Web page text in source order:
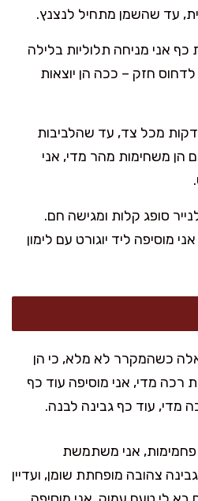
עד שהשמן מתחיל לנצנץ.
כף אני מניחה תלוליות בלילה
חזק – ככה הן יוצאות
: מטגנת 2–3 דקות מכל צד, עד שהלביבות
הן משחימות מהר מדי, אני
סופג קלות ומגישה חם.
מוסיפה ליד יוגורט עם לימון
כשהמקרר לא מלא, כי הן
רכה מדי, אני מוסיפה עוד כף
מדי, עוד כף גבינה לבנה.
פחמימות, אני משתמשת
צהובה מופחתת שומן, ועדיין